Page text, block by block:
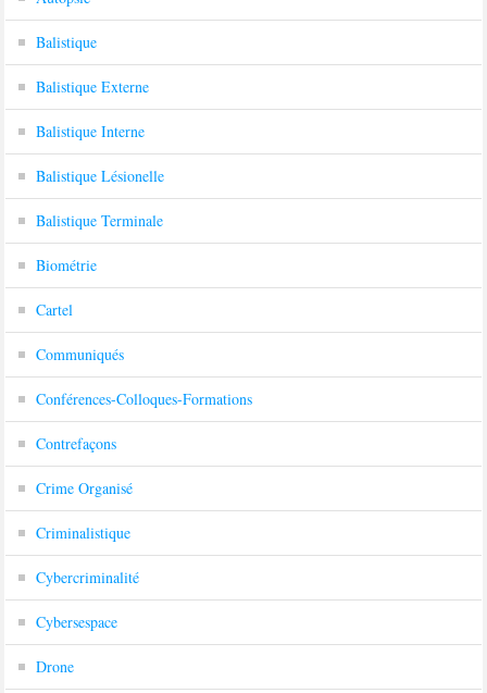
Balistique
Balistique Externe
Balistique Interne
Balistique Lésionelle
Balistique Terminale
Biométrie
Cartel
Communiqués
Conférences-Colloques-Formations
Contrefaçons
Crime Organisé
Criminalistique
Cybercriminalité
Cybersespace
Drone